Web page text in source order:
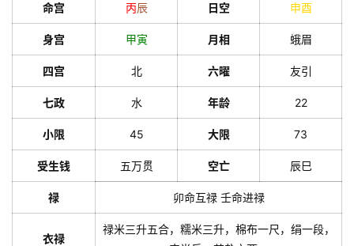
命宫 丙辰 日空 申酉
身宫 甲寅 月相 蛾眉
四宫 北 六曜 友引
七政 水 年龄 22
小限 45 大限 73
受生钱 五万贯 空亡 辰巳
禄 卯命互禄 壬命进禄
衣禄
禄米三升五合，糯米三升，棉布一尺，绢一段，